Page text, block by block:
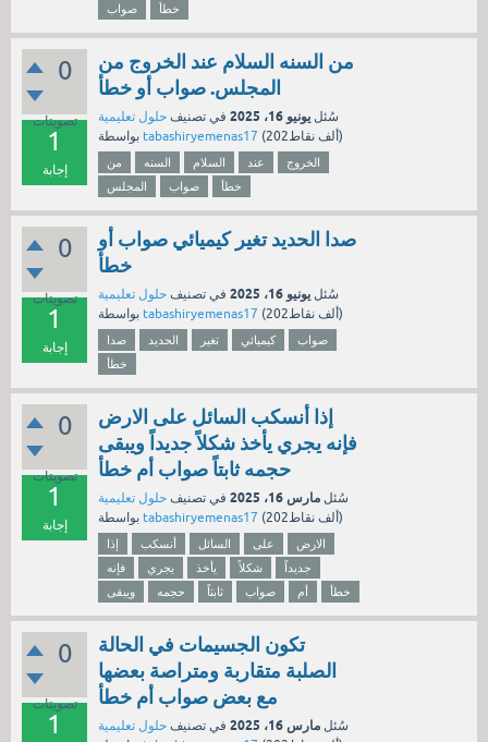
صواب
خطأ
0
تصويتات
1
إجابة
من السنه السلام عند الخروج من
المجلس. صواب أو خطأ
سُئل يونيو 16، 2025 في تصنيف حلول تعليمية
tabashiryemenas17 ( 202ألفنقاط)
من السنه السلام عند
الخروج
المجلس
صواب خطأ
0
تصويتات
1
إجابة
صدا الحديد تغير كيميائي صواب أو
خطأ
سُئل يونيو 16، 2025 في تصنيف حلول تعليمية
tabashiryemenas17 ( 202ألفنقاط)
صدا الحديد تغير كيميائي
صواب
خطأ
0
تصويتات
1
إجابة
إذا أنسكب السائل على الارض
فإنه يجري يأخذ شكلاً جديداً ويبقى
حجمه ثابتاً صواب أم خطأ
سُئل مارس 16، 2025 في تصنيف حلول تعليمية
tabashiryemenas17 ( 202ألفنقاط)
إذا أنسكب السائل على
الارض
فإنه
يجري يأخذ شكلاً
جديداً
ويبقى
حجمه ثابتاً صواب أم خطأ
0
تصويتات
1
تكون الجسيمات في الحالة
الصلبة متقاربة ومتراصة بعضها
مع بعض صواب أم خطأ
سُئل مارس 16، 2025 في تصنيف حلول تعليمية